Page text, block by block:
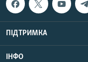
ПІДТРИМКА
ІНФО